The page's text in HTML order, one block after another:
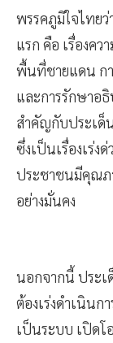
พรรคภูมิใจไทย
แรก คือ เรื่องคว
พื้นที่ชายแดน กา
และการรักษาอ
สำคัญกับประเด็
ซึ่งเป็นเรื่องเร่
ประชาชนมีคุณภ
อย่างมั่นคง
นอกจากนี้ ประ
ต้องเร่งดำเนินก
เป็นระบบ เปิดโ